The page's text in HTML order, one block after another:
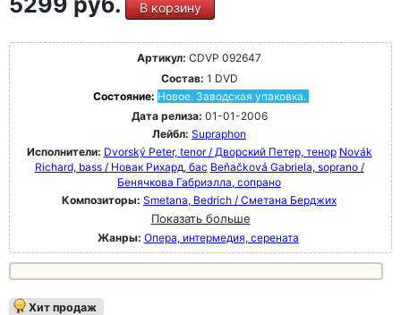
В корзину
Артикул: CDVP 092647
Состав: 1 DVD
Состояние: Новое. Заводская упаковка.
Дата релиза: 01-01-2006
Лейбл: Supraphon
Исполнители: Dvorský Peter, tenor / Дворский Петер, тенор Novák
Richard, bass / Новак Рихард, бас Beňačková Gabriela, soprano /
Бенячкова Габриэлла, сопрано
Композиторы: Smetana, Bedrich / Сметана Берджих
Показать больше
Жанры: Опера, интермедия, серената
Хит продаж